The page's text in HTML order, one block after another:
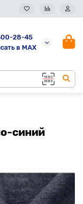
28-45
в MAX
синий